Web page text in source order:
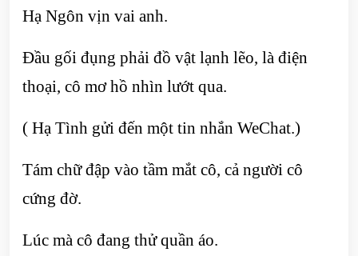
Hạ Ngôn vịn vai anh.
Đầu gối đụng phải đồ vật lạnh lẽo, là điện
thoại, cô mơ hồ nhìn lướt qua.
( Hạ Tình gửi đến một tin nhắn WeChat.)
Tám chữ đập vào tầm mắt cô, cả người cô
cứng đờ.
Lúc mà cô đang thử quần áo.